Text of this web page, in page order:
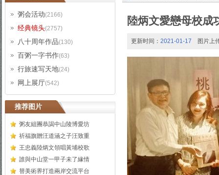
粥会活动(2166)
经典镜头(2757)
八十周年作品(130)
百粥一字书作(63)
行旅速写天地(24)
网上展厅(542)
推荐图片
粥友組團恭謁中山陵博愛坊
祈福旗贈汪道涵之子汪致重
王忠義陸炳文領唱黃埔校歌
誰與中山堂一甲子未了緣情
替美術界打造兩岸交流平台
陸炳文愛戀母校成
更新时间： 2021-01-17 图片上